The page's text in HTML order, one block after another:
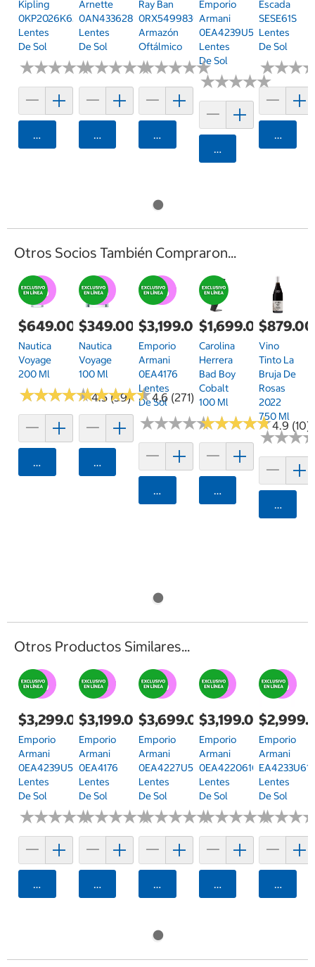
Kipling
0KP2026K63355
Lentes
De Sol
★★★★★
★★★★★
Agregar
Arnette
0AN433628546R61
Lentes
De Sol
★★★★★
★★★★★
Agregar
Ray Ban
0RX54998361
Armazón
Oftálmico
★★★★★
★★★★★
Agregar
Emporio
Armani
0EA4239U5017/255
Lentes
De Sol
★★★★★
★★★★★
Agregar
Escada
SESE61S
Lentes
De Sol
★★★
★★★
Otros Socios También Compraron...
$649.00
Nautica
Voyage
200 Ml
★★★★★
★★★★★4.5 (39)
Agregar
$349.00
Nautica
Voyage
100 Ml
★★★★★
★★★★★4.6 (271)
Agregar
$3,199.00
Emporio
Armani
0EA4176
Lentes
De Sol
★★★★★
★★★★★
Agregar
$1,699.00
Carolina
Herrera
Bad Boy
Cobalt
100 Ml
★★★★★
★★★★★4.9 (10)
Agregar
$879.00
Vino
Tinto La
Bruja De
Rosas
2022
750 Ml
★★★
★★★
Otros Productos Similares...
$3,299.00
Emporio
Armani
0EA4239U5017/255
Lentes
De Sol
★★★★★
★★★★★
Agregar
$3,199.00
Emporio
Armani
0EA4176
Lentes
De Sol
★★★★★
★★★★★
Agregar
$3,699.00
Emporio
Armani
0EA4227U50178756
Lentes
De Sol
★★★★★
★★★★★
Agregar
$3,199.00
Emporio
Armani
0EA422061061154
Lentes
De Sol
★★★★★
★★★★★
Agregar
Emporio
Armani
Lentes
De Sol
★★★
★★★